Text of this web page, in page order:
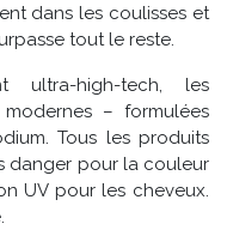
dans les coulisses et
tout le reste.
high-tech, les
– formulées
Tous les produits
danger pour la couleur
UV pour les cheveux.